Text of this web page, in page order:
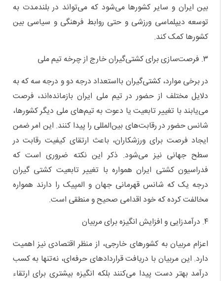
بین ایران و سایر کشورها می‌شود که می‌تواند در بلندمدت به
توسعه دیپلماسی ورزشی و حتی روابط فرهنگی و سیاسی بین
کشورها کمک کند.
۳. فرصت‌سازی برای کشتی‌گیران خارج از چرخه تیم ملی
در برخی موارد، کشتی‌گیران بااستعداد درجه دو و درجه سه که به
دلایل مختلف از حضور در تیم ملی ایران بازمانده‌اند، فرصت
می‌یابند با تغییر تابعیت یا دعوت به تیم‌های ملی دیگر کشورها،
شانس حضور در رقابت‌های بین‌المللی را پیدا کنند. این امر ضمن
ایجاد فرصت برای ورزشکاران، باعث ارتقای کیفیت رقابت در
سطح جهانی نیز می‌شود. ذکر این نکته ضروری است که
فدراسیون کشتی ایران همواره با تغییر تابعیت کشتی گیران
درجه یک که شانس قهرمانی جهان و المپیک را دارند همواره
مخالفت کرده که خود اقدامی صحیح و منطقی است.
۴. درآمدزایی و افزایش انگیزه برای مربیان
اعزام مربیان به کشورهای خارجی، از منظر اقتصادی نیز اهمیت
دارد. این مربیان با دریافت قراردادهای حرفه‌ای، نه‌تنها به کسب
درآمد بهتر دست پیدا می‌کنند بلکه انگیزه بیشتری برای ارتقاء